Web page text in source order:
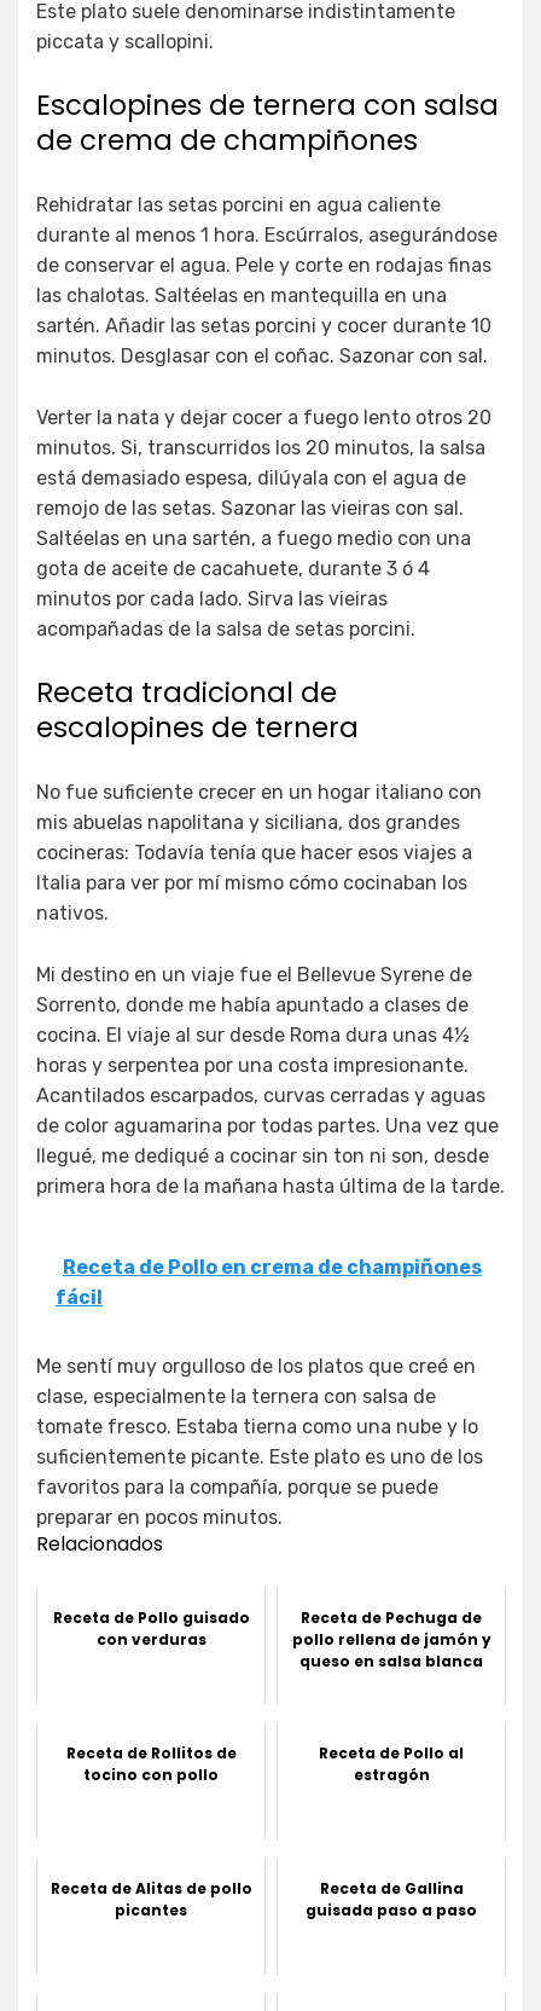
Este plato suele denominarse indistintamente
piccata y scallopini.
Escalopines de ternera con salsa
de crema de champiñones
Rehidratar las setas porcini en agua caliente
durante al menos 1 hora. Escúrralos, asegurándose
de conservar el agua. Pele y corte en rodajas finas
las chalotas. Saltéelas en mantequilla en una
sartén. Añadir las setas porcini y cocer durante 10
minutos. Desglasar con el coñac. Sazonar con sal.
Verter la nata y dejar cocer a fuego lento otros 20
minutos. Si, transcurridos los 20 minutos, la salsa
está demasiado espesa, dilúyala con el agua de
remojo de las setas. Sazonar las vieiras con sal.
Saltéelas en una sartén, a fuego medio con una
gota de aceite de cacahuete, durante 3 ó 4
minutos por cada lado. Sirva las vieiras
acompañadas de la salsa de setas porcini.
Receta tradicional de
escalopines de ternera
No fue suficiente crecer en un hogar italiano con
mis abuelas napolitana y siciliana, dos grandes
cocineras: Todavía tenía que hacer esos viajes a
Italia para ver por mí mismo cómo cocinaban los
nativos.
Mi destino en un viaje fue el Bellevue Syrene de
Sorrento, donde me había apuntado a clases de
cocina. El viaje al sur desde Roma dura unas 4½
horas y serpentea por una costa impresionante.
Acantilados escarpados, curvas cerradas y aguas
de color aguamarina por todas partes. Una vez que
llegué, me dediqué a cocinar sin ton ni son, desde
primera hora de la mañana hasta última de la tarde.
Receta de Pollo en crema de champiñones
fácil
Me sentí muy orgulloso de los platos que creé en
clase, especialmente la ternera con salsa de
tomate fresco. Estaba tierna como una nube y lo
suficientemente picante. Este plato es uno de los
favoritos para la compañía, porque se puede
preparar en pocos minutos.
Relacionados
Receta de Pollo guisado
con verduras
Receta de Pechuga de
pollo rellena de jamón y
queso en salsa blanca
Receta de Rollitos de
tocino con pollo
Receta de Pollo al
estragón
Receta de Alitas de pollo
picantes
Receta de Gallina
guisada paso a paso